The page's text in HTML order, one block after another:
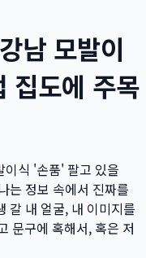
남 모발이
집도에 주목
식 '손품' 팔고 있을
는 정보 속에서 진짜를
갈 내 얼굴, 내 이미지를
문구에 혹해서, 혹은 저